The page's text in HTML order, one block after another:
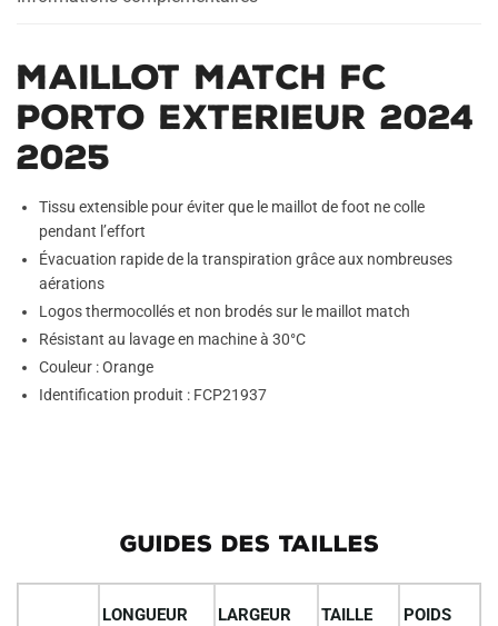
Maillot Match FC
Porto Exterieur 2024
2025
Tissu extensible pour éviter que le maillot de foot ne colle
pendant l’effort
Évacuation rapide de la transpiration grâce aux nombreuses
aérations
Logos thermocollés et non brodés sur le maillot match
Résistant au lavage en machine à 30°C
Couleur : Orange
Identification produit : FCP21937
GUIDES DES TAILLES
LONGUEUR
LARGEUR
TAILLE
POIDS